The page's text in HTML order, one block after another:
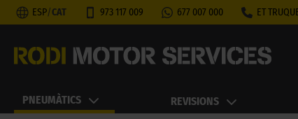
ESP/CAT 973 117 009 677 007 000 ET
PNEUMÀTICS REVISIONS